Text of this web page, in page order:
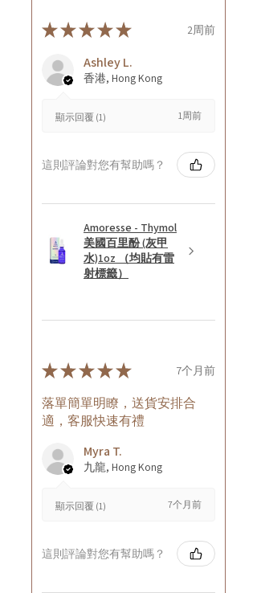
★★★★★ 2周前
Ashley L.
香港, Hong Kong
顯示回覆 (1) 1周前
這則評論對您有幫助嗎？
Amoresse - Thymol
美國百里酚 (灰甲
水)1oz （均貼有雷
射標籤）
★★★★★ 7个月前
落單簡單明瞭，送貨安排合
適，客服快速有禮
Myra T.
九龍, Hong Kong
顯示回覆 (1) 7个月前
這則評論對您有幫助嗎？